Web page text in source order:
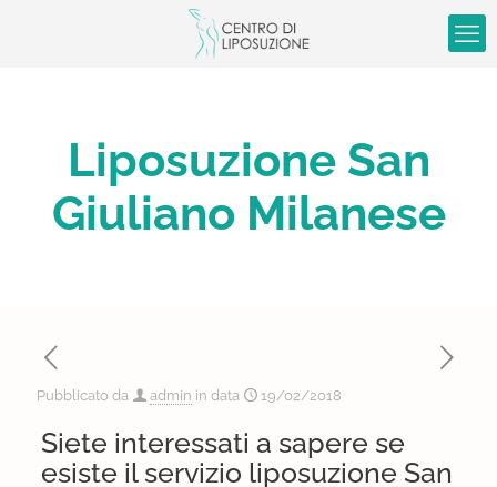
Liposuzione San
Giuliano Milanese
Pubblicato da admin in data 19/02/2018
Siete interessati a sapere se
esiste il servizio liposuzione San